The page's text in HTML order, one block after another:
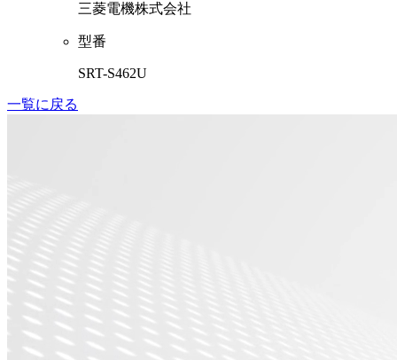
三菱電機株式会社
型番
SRT-S462U
一覧に戻る